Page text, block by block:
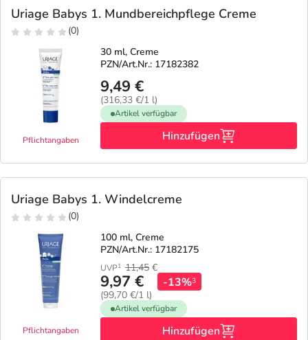
Uriage Babys 1. Mundbereichpflege Creme
(0)
Pflichtangaben
30 ml, Creme
PZN/Art.Nr.: 17182382
9,49 €
(316,33 €/1 l)
Artikel verfügbar
Hinzufügen
Uriage Babys 1. Windelcreme
(0)
Pflichtangaben
100 ml, Creme
PZN/Art.Nr.: 17182175
UVP1 11,45 €
9,97 €
(99,70 €/1 l)
-13%3
Artikel verfügbar
Hinzufügen